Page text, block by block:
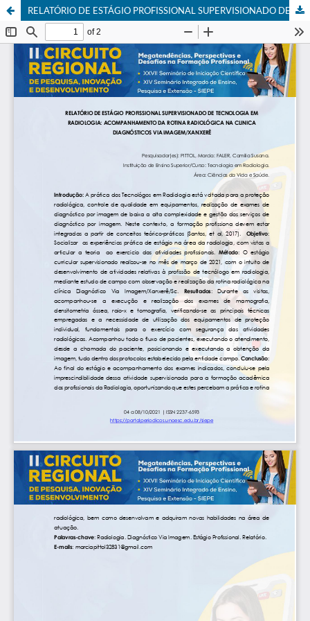
RELATÓRIO DE ESTÁGIO PROFISSIONAL SUPERVISIONADO DE TECNOLOGIA EM RADIOLOGIA: ACOMPANHAMENTO DA ROTINA RADIOLÓGICA NA CLINICA DIAGNÓSTICOS VIA IMAGEM/XANXERÊ